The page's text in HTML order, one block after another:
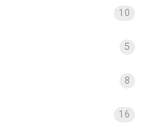
10
5
8
16